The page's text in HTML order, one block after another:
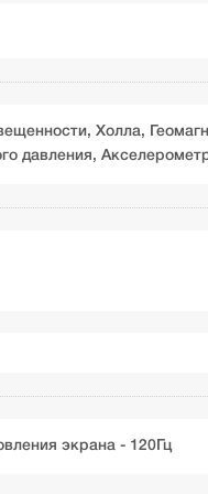
Холла,
давления,
экрана - 120Гц